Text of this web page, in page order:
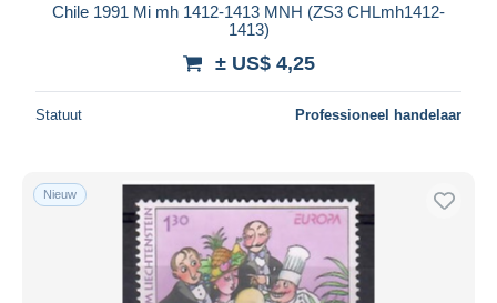
Chile 1991 Mi mh 1412-1413 MNH (ZS3 CHLmh1412-
1413)
± US$ 4,25
Statuut Professioneel handelaar
Nieuw